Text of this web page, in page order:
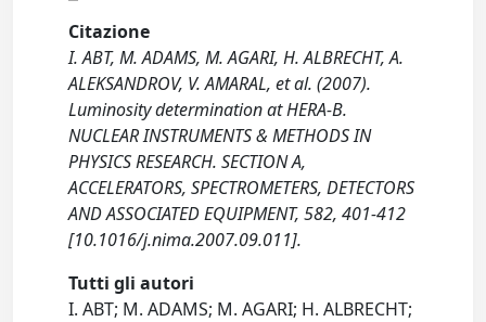
Citazione
I. ABT, M. ADAMS, M. AGARI, H. ALBRECHT, A.
ALEKSANDROV, V. AMARAL, et al. (2007).
Luminosity determination at HERA-B.
NUCLEAR INSTRUMENTS & METHODS IN
PHYSICS RESEARCH. SECTION A,
ACCELERATORS, SPECTROMETERS, DETECTORS
AND ASSOCIATED EQUIPMENT, 582, 401-412
[10.1016/j.nima.2007.09.011].
Tutti gli autori
I. ABT; M. ADAMS; M. AGARI; H. ALBRECHT;